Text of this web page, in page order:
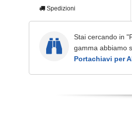
Spedizioni
Stai cercando in
gamma abbiamo
Portachiavi per